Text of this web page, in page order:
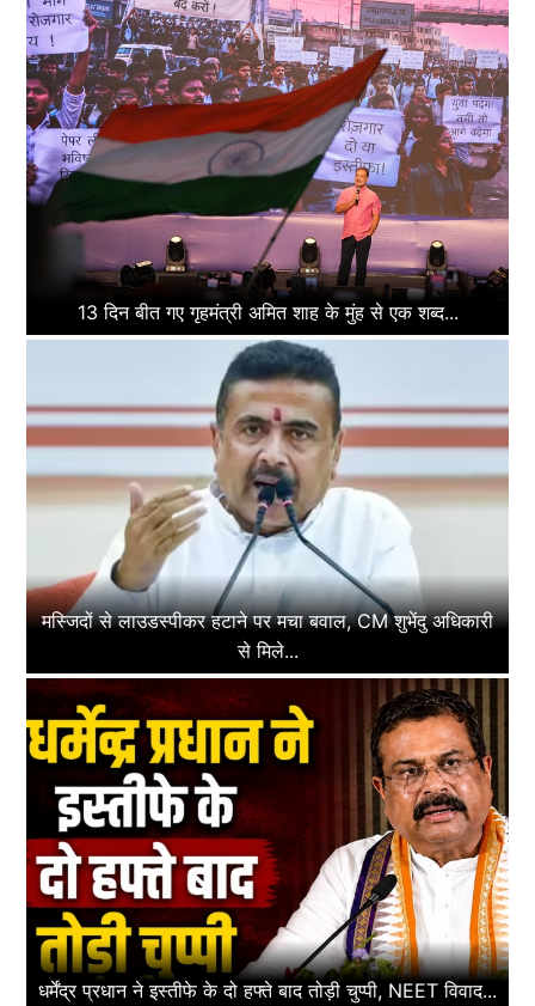
13 दिन बीत गए गृहमंत्री अमित शाह के मुंह से एक शब्द...
मस्जिदों से लाउडस्पीकर हटाने पर मचा बवाल, CM शुभेंदु अधिकारी
से मिले...
धर्मेंद्र प्रधान ने इस्तीफे के दो हफ्ते बाद तोड़ी चुप्पी, NEET विवाद...